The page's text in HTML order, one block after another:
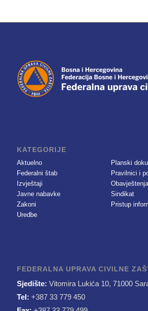
KATEGORIJE
Aktuelno
Federalni štab
Izvještaji
Javne nabavke
Zakoni
Uredbe
Planski
Pravilnici i
Obavještenja
Sindikat
Pristup
FEDERALNA UPRAVA CIVILNE
Sjedište: Vitomira Lukića 10, 71000
Tel: +387 33 779 450